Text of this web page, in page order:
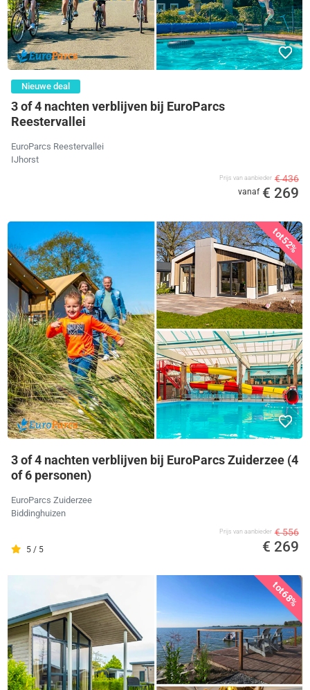
Nieuwe deal
3 of 4 nachten verblijven bij EuroParcs
Reestervallei
EuroParcs Reestervallei
IJhorst
Prijs van aanbieder € 436
vanaf € 269
tot
52%
3 of 4 nachten verblijven bij EuroParcs Zuiderzee (4
of 6 personen)
EuroParcs Zuiderzee
Biddinghuizen
5 / 5
Prijs van aanbieder € 556
€ 269
tot
68%